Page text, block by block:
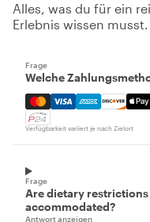
Alles, was du für ein
Erlebnis wissen musst.
Frage
Welche
Mastercard, Visa,
Verfügbarkeit variiert je nach Zielort
Frage
Are dietary
accommodated?
Antwort anzeigen